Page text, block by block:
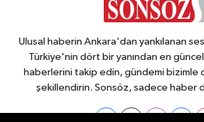
Ulusal haberin Ankara'dan yankılanan
Türkiye'nin dört bir yanından en
haberlerini takip edin, gündemi bizimle
şekillendirin. Sonsöz, sadece haber